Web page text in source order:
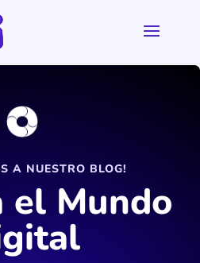
A NUESTRO BLOG!
el Mundo